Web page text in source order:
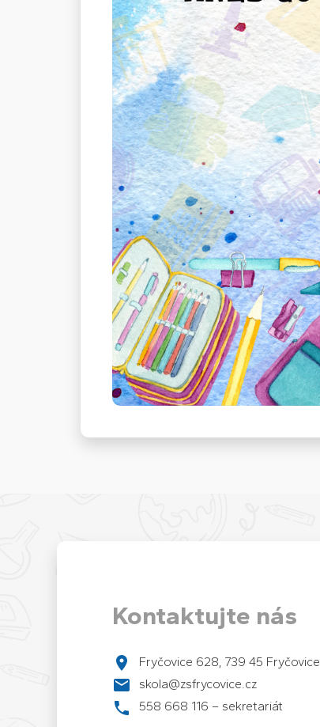
Kontaktujte nás
Fryčovice 628, 739 45 Fryčovice
skola@zsfrycovice.cz
558 668 116 – sekretariát